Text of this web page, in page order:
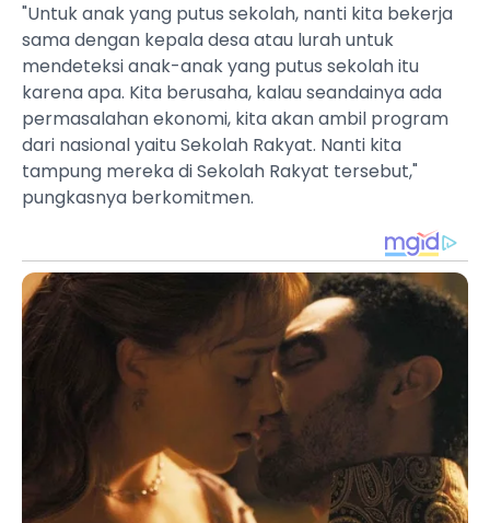
"Untuk anak yang putus sekolah, nanti kita bekerja
sama dengan kepala desa atau lurah untuk
mendeteksi anak-anak yang putus sekolah itu
karena apa. Kita berusaha, kalau seandainya ada
permasalahan ekonomi, kita akan ambil program
dari nasional yaitu Sekolah Rakyat. Nanti kita
tampung mereka di Sekolah Rakyat tersebut,"
pungkasnya berkomitmen.